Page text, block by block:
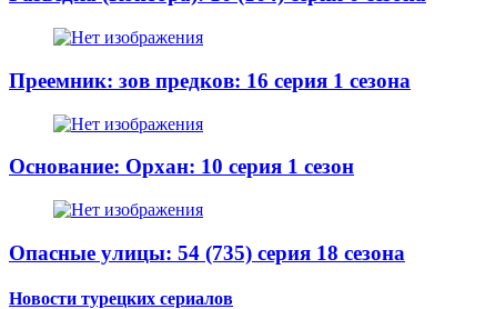
Преемник: зов предков: 16 серия 1 сезона
Основание: Орхан: 10 серия 1 сезон
Опасные улицы: 54 (735) серия 18 сезона
Новости турецких сериалов